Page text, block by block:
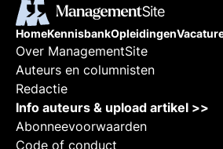
HomeKennisbankOpleidingen
Over ManagementSite
Auteurs en columnisten
Redactie
Info auteurs & upload artikel >>
Abonneevoorwaarden
Code of conduct